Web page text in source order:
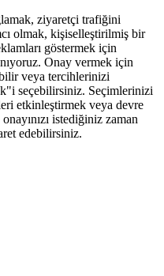
ziyaretçi trafiğini
olmak, kişiselleştirilmiş bir
göstermek için
Onay vermek için
veya tercihlerinizi
seçebilirsiniz. Seçimlerinizi
etkinleştirmek veya devre
istediğiniz zaman
edebilirsiniz.